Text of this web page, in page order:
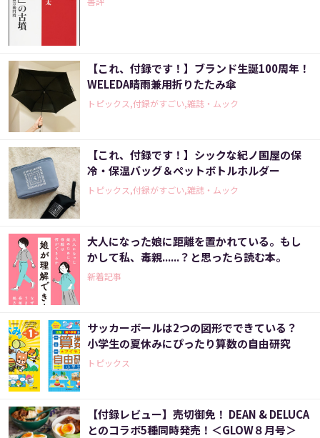
【これ、付録です！】ブランド生誕100周年！
WELEDA晴雨兼用折りたたみ傘
トピックス,付録がすごい,雑誌・ムック
【これ、付録です！】シックな紀ノ国屋の保
冷・保温バッグ＆ペットボトルホルダー
トピックス,付録がすごい,雑誌・ムック
大人になった娘に距離を置かれている。もし
かして私、毒親......？と思ったら読む本。
新着記事
サッカーボールは2つの図形でできている？
小学生の夏休みにぴったり算数の自由研究
トピックス
【付録レビュー】売切御免！ DEAN & DELUCA
とのコラボ5種同時発売！＜GLOW８月号＞